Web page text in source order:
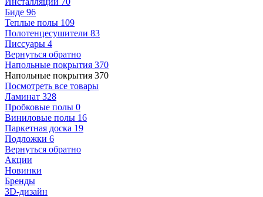
Биде 96
Теплые полы 109
Полотенцесушители 83
Писсуары 4
Вернуться обратно
Напольные покрытия 370
Напольные покрытия 370
Посмотреть все товары
Ламинат 328
Пробковые полы 0
Виниловые полы 16
Паркетная доска 19
Подложки 6
Вернуться обратно
Акции
Новинки
Бренды
3D-дизайн